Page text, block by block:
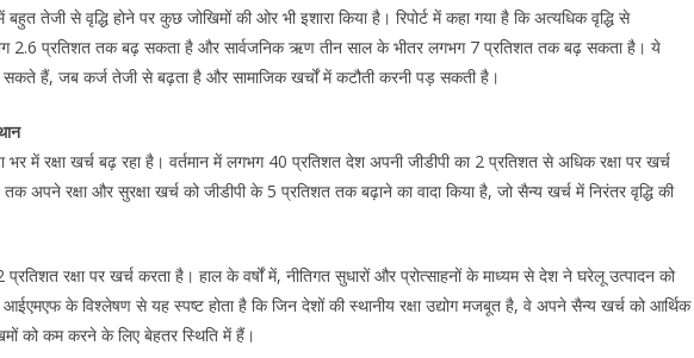
तेजी से वृद्धि होने पर कुछ जोखिमों की ओर भी इशारा किया है। रिपोर्ट में कहा गया है कि अत्यधिक वृद्धि से
2.6 प्रतिशत तक बढ़ सकता है और सार्वजनिक ऋण तीन साल के भीतर लगभग 7 प्रतिशत तक बढ़ सकता है। ये
सकते हैं, जब कर्ज तेजी से बढ़ता है और सामाजिक खर्चों में कटौती करनी पड़ सकती है।
में रक्षा खर्च बढ़ रहा है। वर्तमान में लगभग 40 प्रतिशत देश अपनी जीडीपी का 2 प्रतिशत से अधिक रक्षा पर खर्च
अपने रक्षा और सुरक्षा खर्च को जीडीपी के 5 प्रतिशत तक बढ़ाने का वादा किया है, जो सैन्य खर्च में निरंतर वृद्धि की
रक्षा पर खर्च करता है। हाल के वर्षों में, नीतिगत सुधारों और प्रोत्साहनों के माध्यम से देश ने घरेलू उत्पादन को
आईएमएफ के विश्लेषण से यह स्पष्ट होता है कि जिन देशों की स्थानीय रक्षा उद्योग मजबूत है, वे अपने सैन्य खर्च को आर्थिक
को कम करने के लिए बेहतर स्थिति में हैं।